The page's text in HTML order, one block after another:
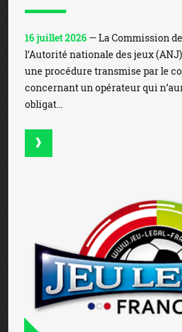
16 juillet 2026 — La Commission
l’Autorité nationale des jeux
une procédure transmise par le
concernant un opérateur qui
obligat...